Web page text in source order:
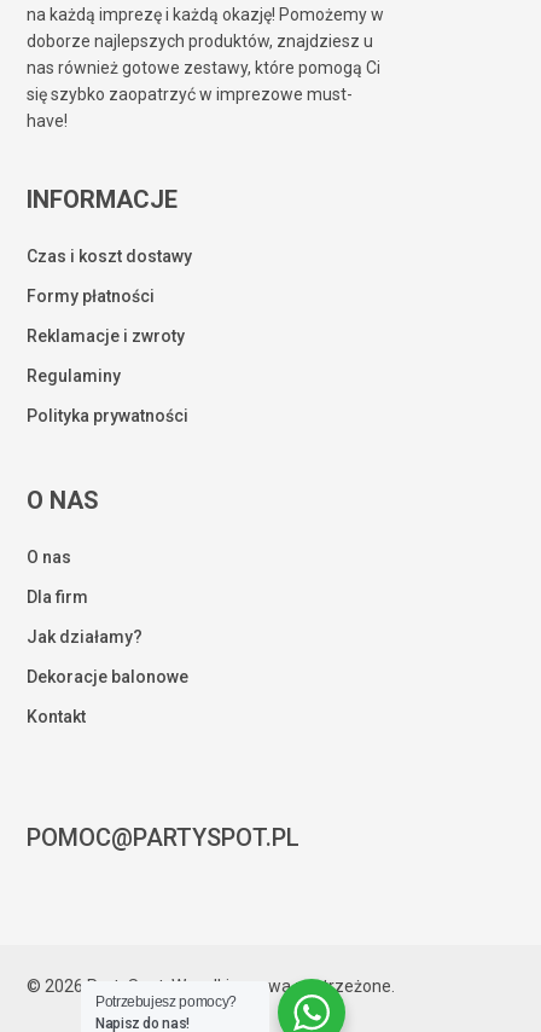
ZOBACZ KOSZYK
na każdą imprezę i każdą okazję! Pomożemy w
doborze najlepszych produktów, znajdziesz u
nas również gotowe zestawy, które pomogą Ci
się szybko zaopatrzyć w imprezowe must-
have!
INFORMACJE
Czas i koszt dostawy
Formy płatności
Reklamacje i zwroty
Regulaminy
Polityka prywatności
O NAS
O nas
Dla firm
Jak działamy?
Dekoracje balonowe
Kontakt
POMOC@PARTYSPOT.PL
© 2026 PartySpot. Wszelkie prawa zastrzeżone.
Potrzebujesz pomocy?
Napisz do nas!